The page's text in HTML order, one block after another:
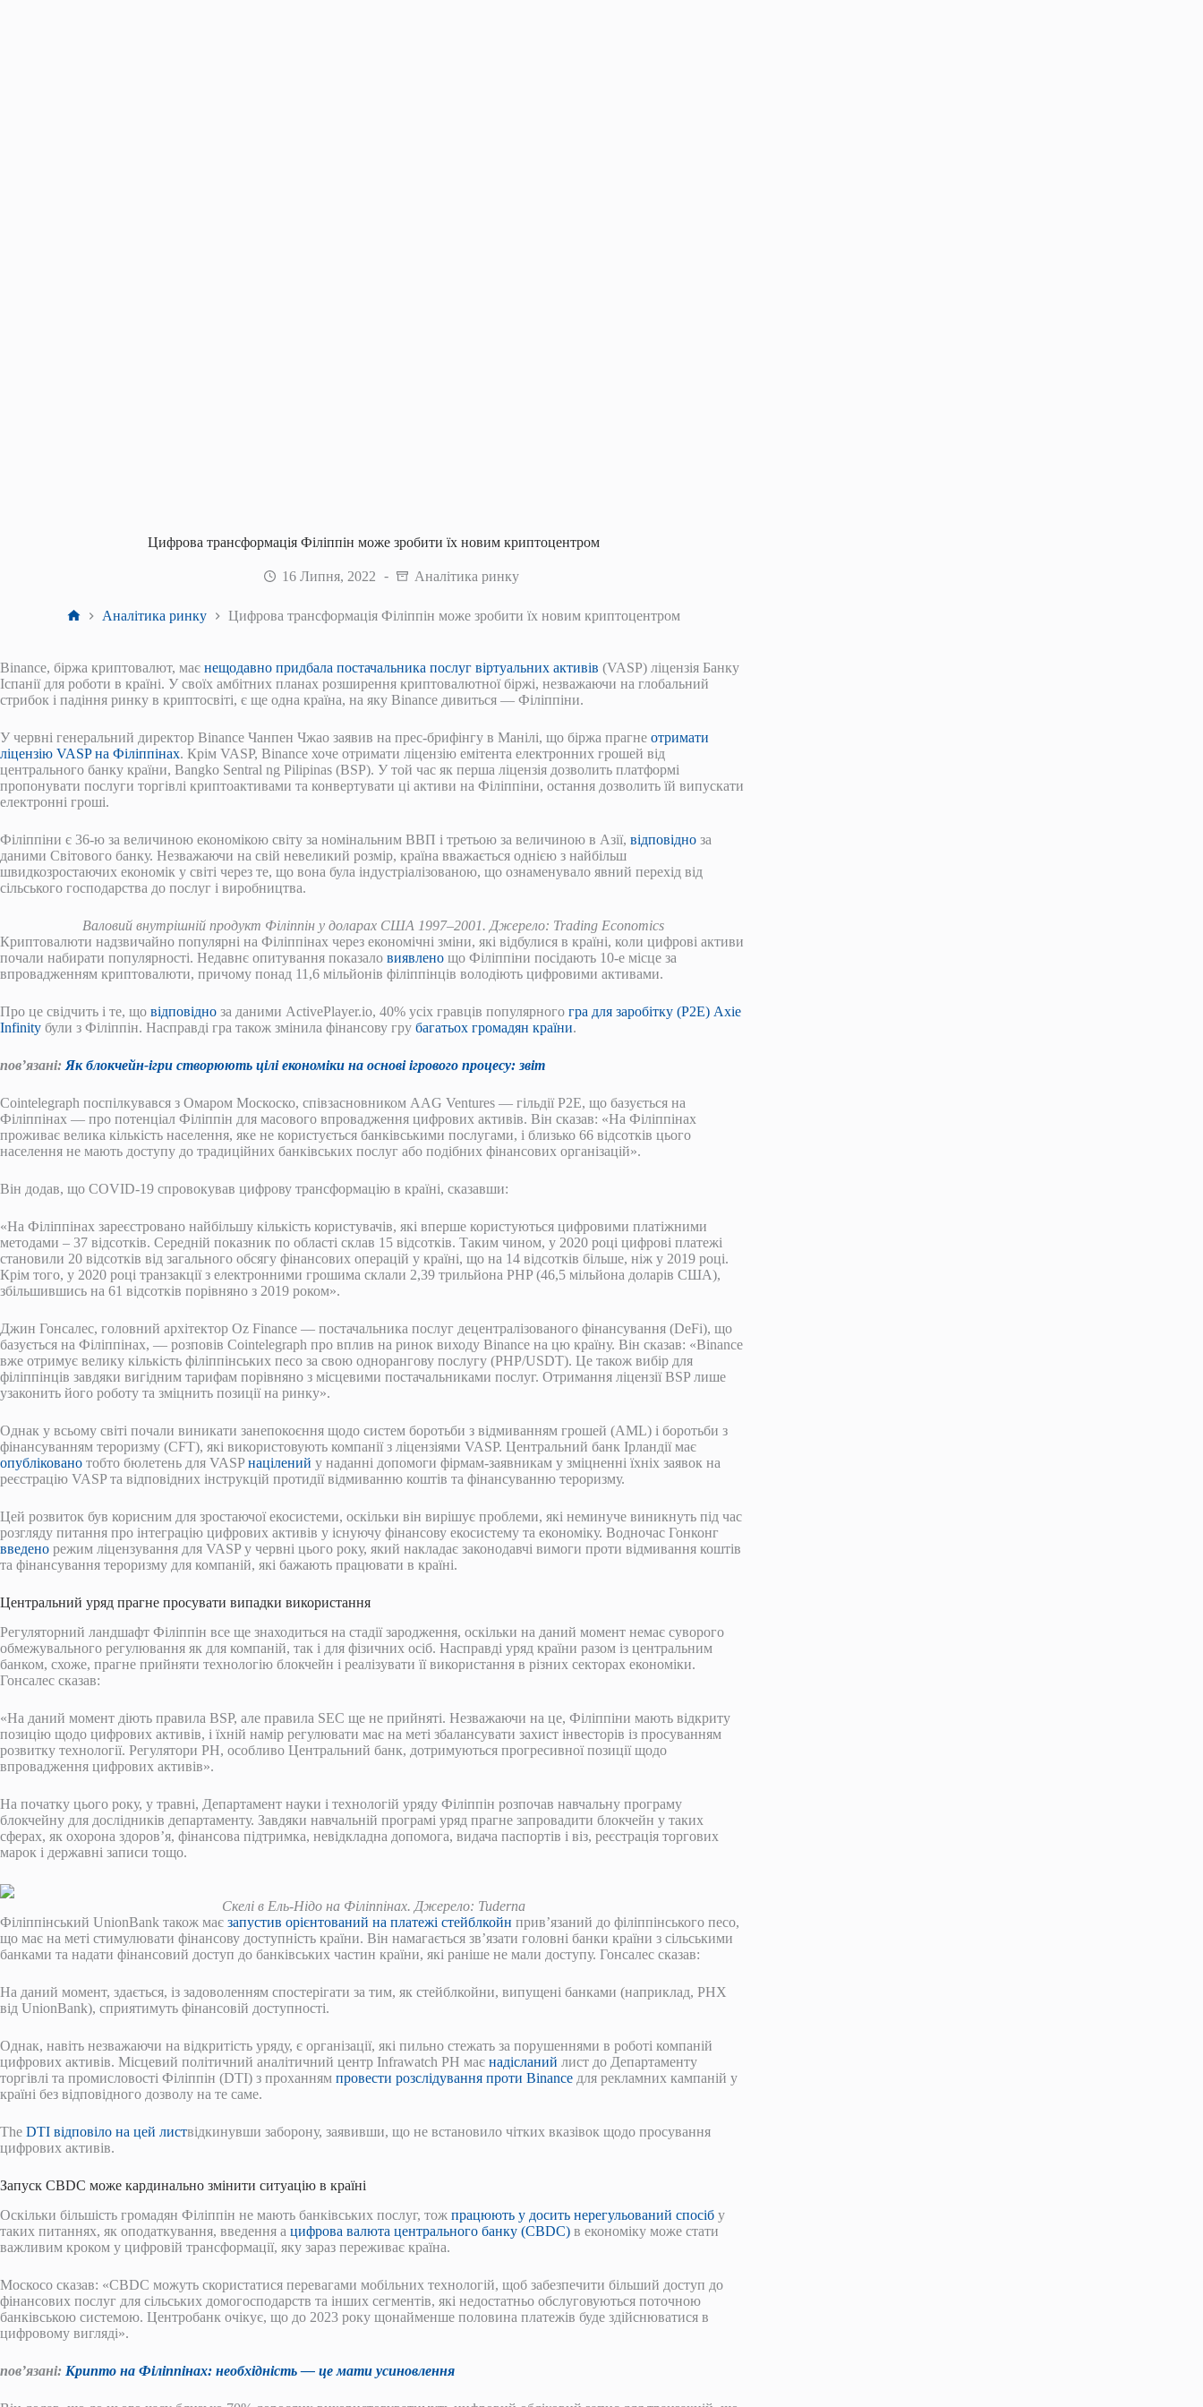
Цифрова трансформація Філіппін може зробити їх новим криптоцентром
16 Липня, 2022 Аналітика ринку
ГоловнаАналітика ринку Цифрова трансформація Філіппін може зробити їх новим криптоцентром
Binance, біржа криптовалют, має нещодавно придбала постачальника послуг віртуальних активів (VASP) ліцензія Банку
Іспанії для роботи в країні. У своїх амбітних планах розширення криптовалютної біржі, незважаючи на глобальний
стрибок і падіння ринку в криптосвіті, є ще одна країна, на яку Binance дивиться — Філіппіни.
У червні генеральний директор Binance Чанпен Чжао заявив на прес-брифінгу в Манілі, що біржа прагне отримати
ліцензію VASP на Філіппінах. Крім VASP, Binance хоче отримати ліцензію емітента електронних грошей від
центрального банку країни, Bangko Sentral ng Pilipinas (BSP). У той час як перша ліцензія дозволить платформі
пропонувати послуги торгівлі криптоактивами та конвертувати ці активи на Філіппіни, остання дозволить їй випускати
електронні гроші.
Філіппіни є 36-ю за величиною економікою світу за номінальним ВВП і третьою за величиною в Азії, відповідно за
даними Світового банку. Незважаючи на свій невеликий розмір, країна вважається однією з найбільш
швидкозростаючих економік у світі через те, що вона була індустріалізованою, що ознаменувало явний перехід від
сільського господарства до послуг і виробництва.
Валовий внутрішній продукт Філіппін у доларах США 1997–2001. Джерело: Trading Economics
Криптовалюти надзвичайно популярні на Філіппінах через економічні зміни, які відбулися в країні, коли цифрові активи
почали набирати популярності. Недавнє опитування показало виявлено що Філіппіни посідають 10-е місце за
впровадженням криптовалюти, причому понад 11,6 мільйонів філіппінців володіють цифровими активами.
Про це свідчить і те, що відповідно за даними ActivePlayer.io, 40% усіх гравців популярного гра для заробітку (P2E) Axie
Infinity були з Філіппін. Насправді гра також змінила фінансову гру багатьох громадян країни.
пов’язані: Як блокчейн-ігри створюють цілі економіки на основі ігрового процесу: звіт
Cointelegraph поспілкувався з Омаром Москоско, співзасновником AAG Ventures — гільдії P2E, що базується на
Філіппінах — про потенціал Філіппін для масового впровадження цифрових активів. Він сказав: «На Філіппінах
проживає велика кількість населення, яке не користується банківськими послугами, і близько 66 відсотків цього
населення не мають доступу до традиційних банківських послуг або подібних фінансових організацій».
Він додав, що COVID-19 спровокував цифрову трансформацію в країні, сказавши:
«На Філіппінах зареєстровано найбільшу кількість користувачів, які вперше користуються цифровими платіжними
методами – 37 відсотків. Середній показник по області склав 15 відсотків. Таким чином, у 2020 році цифрові платежі
становили 20 відсотків від загального обсягу фінансових операцій у країні, що на 14 відсотків більше, ніж у 2019 році.
Крім того, у 2020 році транзакції з електронними грошима склали 2,39 трильйона PHP (46,5 мільйона доларів США),
збільшившись на 61 відсотків порівняно з 2019 роком».
Джин Гонсалес, головний архітектор Oz Finance — постачальника послуг децентралізованого фінансування (DeFi), що
базується на Філіппінах, — розповів Cointelegraph про вплив на ринок виходу Binance на цю країну. Він сказав: «Binance
вже отримує велику кількість філіппінських песо за свою однорангову послугу (PHP/USDT). Це також вибір для
філіппінців завдяки вигідним тарифам порівняно з місцевими постачальниками послуг. Отримання ліцензії BSP лише
узаконить його роботу та зміцнить позиції на ринку».
Однак у всьому світі почали виникати занепокоєння щодо систем боротьби з відмиванням грошей (AML) і боротьби з
фінансуванням тероризму (CFT), які використовують компанії з ліцензіями VASP. Центральний банк Ірландії має
опубліковано тобто бюлетень для VASPнацілений у наданні допомоги фірмам-заявникам у зміцненні їхніх заявок на
реєстрацію VASP та відповідних інструкцій протидії відмиванню коштів та фінансуванню тероризму.
Цей розвиток був корисним для зростаючої екосистеми, оскільки він вирішує проблеми, які неминуче виникнуть під час
розгляду питання про інтеграцію цифрових активів у існуючу фінансову екосистему та економіку. Водночас Гонконг
введено режим ліцензування для VASP у червні цього року, який накладає законодавчі вимоги проти відмивання коштів
та фінансування тероризму для компаній, які бажають працювати в країні.
Центральний уряд прагне просувати випадки використання
Регуляторний ландшафт Філіппін все ще знаходиться на стадії зародження, оскільки на даний момент немає суворого
обмежувального регулювання як для компаній, так і для фізичних осіб. Насправді уряд країни разом із центральним
банком, схоже, прагне прийняти технологію блокчейн і реалізувати її використання в різних секторах економіки.
Гонсалес сказав:
«На даний момент діють правила BSP, але правила SEC ще не прийняті. Незважаючи на це, Філіппіни мають відкриту
позицію щодо цифрових активів, і їхній намір регулювати має на меті збалансувати захист інвесторів із просуванням
розвитку технології. Регулятори PH, особливо Центральний банк, дотримуються прогресивної позиції щодо
впровадження цифрових активів».
На початку цього року, у травні, Департамент науки і технологій уряду Філіппін розпочав навчальну програму
блокчейну для дослідників департаменту. Завдяки навчальній програмі уряд прагне запровадити блокчейн у таких
сферах, як охорона здоров’я, фінансова підтримка, невідкладна допомога, видача паспортів і віз, реєстрація торгових
марок і державні записи тощо.
Скелі в Ель-Нідо на Філіппінах. Джерело: Tuderna
Філіппінський UnionBank також має запустив орієнтований на платежі стейблкойн прив’язаний до філіппінського песо,
що має на меті стимулювати фінансову доступність країни. Він намагається зв’язати головні банки країни з сільськими
банками та надати фінансовий доступ до банківських частин країни, які раніше не мали доступу. Гонсалес сказав:
На даний момент, здається, із задоволенням спостерігати за тим, як стейблкойни, випущені банками (наприклад, PHX
від UnionBank), сприятимуть фінансовій доступності.
Однак, навіть незважаючи на відкритість уряду, є організації, які пильно стежать за порушеннями в роботі компаній
цифрових активів. Місцевий політичний аналітичний центр Infrawatch PH має надісланий лист до Департаменту
торгівлі та промисловості Філіппін (DTI) з проханням провести розслідування проти Binance для рекламних кампаній у
країні без відповідного дозволу на те саме.
The DTI відповіло на цей листвідкинувши заборону, заявивши, що не встановило чітких вказівок щодо просування
цифрових активів.
Запуск CBDC може кардинально змінити ситуацію в країні
Оскільки більшість громадян Філіппін не мають банківських послуг, тож працюють у досить нерегульований спосіб у
таких питаннях, як оподаткування, введення a цифрова валюта центрального банку (CBDC) в економіку може стати
важливим кроком у цифровій трансформації, яку зараз переживає країна.
Москосо сказав: «CBDC можуть скористатися перевагами мобільних технологій, щоб забезпечити більший доступ до
фінансових послуг для сільських домогосподарств та інших сегментів, які недостатньо обслуговуються поточною
банківською системою. Центробанк очікує, що до 2023 року щонайменше половина платежів буде здійснюватися в
цифровому вигляді».
пов’язані: Крипто на Філіппінах: необхідність — це мати усиновлення